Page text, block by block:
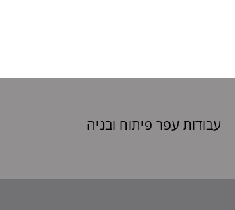
עבודות עפר פיתוח ובניה